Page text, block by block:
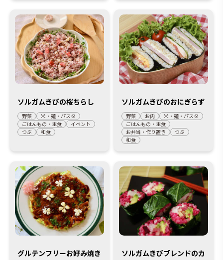
ソルガムきびの桜ちらし
野菜
米・麺・パスタ
ごはんもの・主食
イベント
つぶ
和食
ソルガムきびのおにぎらず
野菜 お肉
米・麺・パスタ
ごはんもの・主食
お弁当・作り置き
つぶ
和食
グルテンフリーお好み焼き
ソルガムきびブレンドのカ